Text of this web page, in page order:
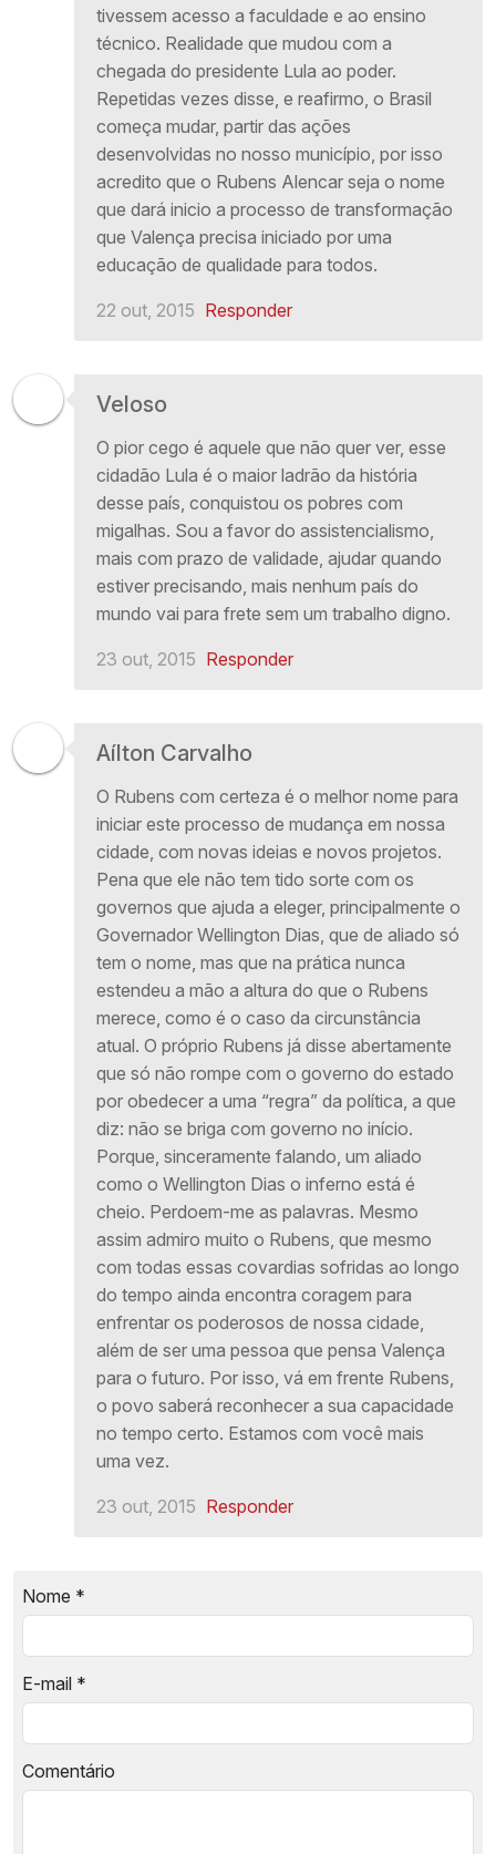
tivessem acesso a faculdade e ao ensino
técnico. Realidade que mudou com a
chegada do presidente Lula ao poder.
Repetidas vezes disse, e reafirmo, o Brasil
começa mudar, partir das ações
desenvolvidas no nosso município, por isso
acredito que o Rubens Alencar seja o nome
que dará inicio a processo de transformação
que Valença precisa iniciado por uma
educação de qualidade para todos.
22 out, 2015 Responder
Veloso
O pior cego é aquele que não quer ver, esse
cidadão Lula é o maior ladrão da história
desse país, conquistou os pobres com
migalhas. Sou a favor do assistencialismo,
mais com prazo de validade, ajudar quando
estiver precisando, mais nenhum país do
mundo vai para frete sem um trabalho digno.
23 out, 2015 Responder
Aílton Carvalho
O Rubens com certeza é o melhor nome para
iniciar este processo de mudança em nossa
cidade, com novas ideias e novos projetos.
Pena que ele não tem tido sorte com os
governos que ajuda a eleger, principalmente o
Governador Wellington Dias, que de aliado só
tem o nome, mas que na prática nunca
estendeu a mão a altura do que o Rubens
merece, como é o caso da circunstância
atual. O próprio Rubens já disse abertamente
que só não rompe com o governo do estado
por obedecer a uma “regra” da política, a que
diz: não se briga com governo no início.
Porque, sinceramente falando, um aliado
como o Wellington Dias o inferno está é
cheio. Perdoem-me as palavras. Mesmo
assim admiro muito o Rubens, que mesmo
com todas essas covardias sofridas ao longo
do tempo ainda encontra coragem para
enfrentar os poderosos de nossa cidade,
além de ser uma pessoa que pensa Valença
para o futuro. Por isso, vá em frente Rubens,
o povo saberá reconhecer a sua capacidade
no tempo certo. Estamos com você mais
uma vez.
23 out, 2015 Responder
Nome *
E-mail *
Comentário